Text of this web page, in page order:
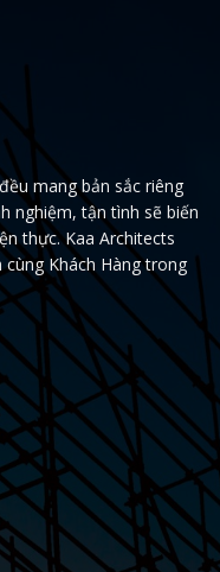
mang bản sắc riêng
nghiệm, tận tình sẽ biến
thực. Kaa Architects
Khách Hàng trong